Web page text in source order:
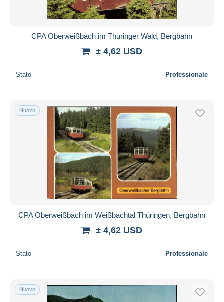
CPA Oberweißbach im Thüringer Wald, Bergbahn
± 4,62 USD
Stato Professionale
Nuovo
CPA Oberweißbach im Weißbachtal Thüringen, Bergbahn
± 4,62 USD
Stato Professionale
Nuovo